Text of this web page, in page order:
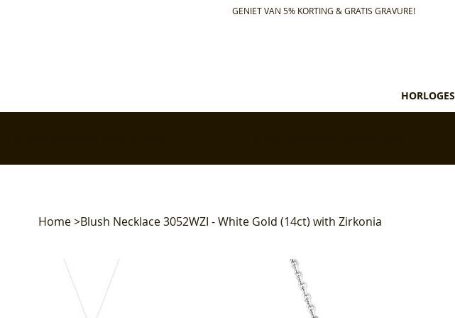
GENIET VAN 5% KORTING & GRATIS GRAVURE!
HORLOGES
Home>Blush Necklace 3052WZI - White Gold (14ct) with Zirkonia